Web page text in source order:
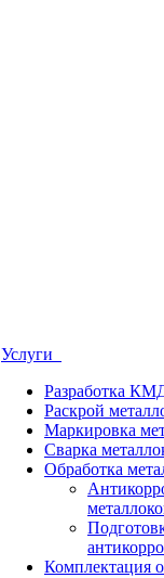
Услуги
Разработка
Раскрой
Маркировка
Сварка
Обработка
Комплектация